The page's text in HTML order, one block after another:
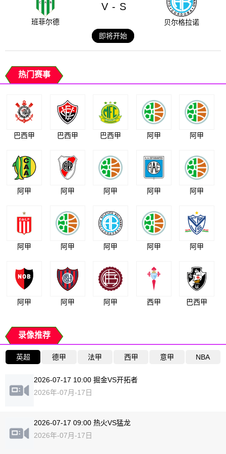
班菲尔德
V - S
贝尔格拉诺
即将开始
热门赛事
巴西甲 巴西甲 巴西甲 阿甲 阿甲
阿甲 阿甲 阿甲 阿甲 阿甲
阿甲 阿甲 阿甲 阿甲 阿甲
阿甲 阿甲 阿甲 西甲 巴西甲
录像推荐
英超 德甲 法甲 西甲 意甲 NBA
2026-07-17 10:00 掘金VS开拓者
2026年-07月-17日
2026-07-17 09:00 热火VS猛龙
2026年-07月-17日